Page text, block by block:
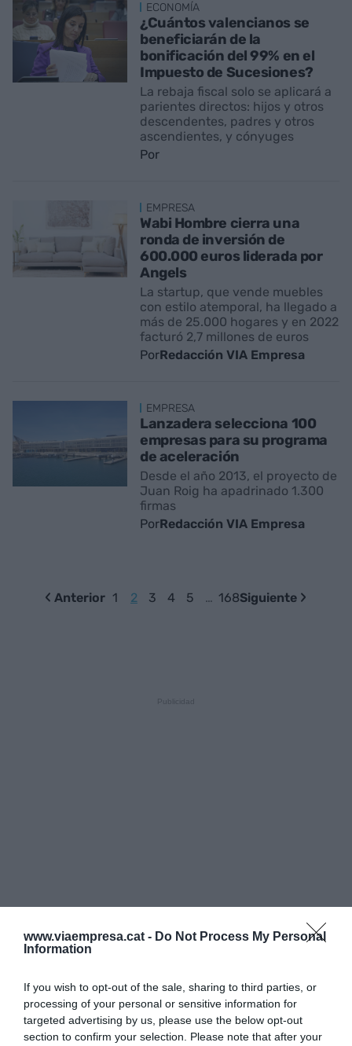
www.viaempresa.cat - Do Not Process My Personal
Information
If you wish to opt-out of the sale, sharing to third parties, or
processing of your personal or sensitive information for
targeted advertising by us, please use the below opt-out
section to confirm your selection. Please note that after your
ECONOMÍA
¿Cuántos valencianos se
beneficiarán de la
bonificación del 99% en el
Impuesto de Sucesiones?
La rebaja fiscal solo se aplicará a
parientes directos: hijos y otros
descendentes, padres y otros
ascendientes, y cónyuges
Por
EMPRESA
Wabi Hombre cierra una
ronda de inversión de
600.000 euros liderada por
Angels
La startup, que vende muebles
con estilo atemporal, ha llegado a
más de 25.000 hogares y en 2022
facturó 2,7 millones de euros
PorRedacción VIA Empresa
EMPRESA
Lanzadera selecciona 100
empresas para su programa
de aceleración
Desde el año 2013, el proyecto de
Juan Roig ha apadrinado 1.300
firmas
PorRedacción VIA Empresa
Anterior 1 2 3 4 5 … 168Siguiente
LOS MÁS LEÍDOS